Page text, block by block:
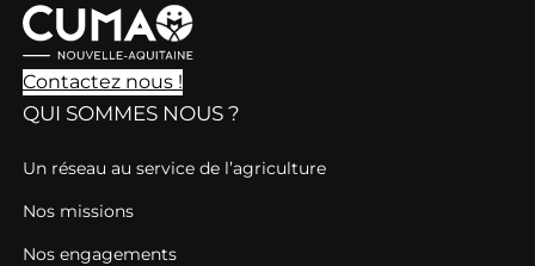
Contactez nous !
QUI SOMMES NOUS ?
Un réseau au service de l’agriculture
Nos missions
Nos engagements